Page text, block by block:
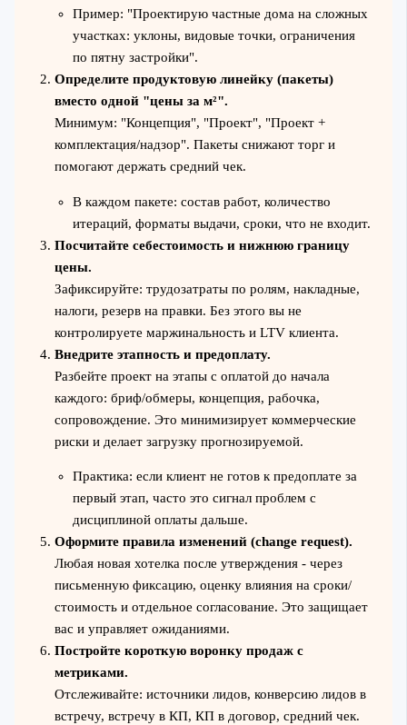
Пример: "Проектирую частные дома на сложных
участках: уклоны, видовые точки, ограничения
по пятну застройки".
Определите продуктовую линейку (пакеты)
вместо одной "цены за м²".
Минимум: "Концепция", "Проект", "Проект +
комплектация/надзор". Пакеты снижают торг и
помогают держать средний чек.
В каждом пакете: состав работ, количество
итераций, форматы выдачи, сроки, что не входит.
Посчитайте себестоимость и нижнюю границу
цены.
Зафиксируйте: трудозатраты по ролям, накладные,
налоги, резерв на правки. Без этого вы не
контролируете маржинальность и LTV клиента.
Внедрите этапность и предоплату.
Разбейте проект на этапы с оплатой до начала
каждого: бриф/обмеры, концепция, рабочка,
сопровождение. Это минимизирует коммерческие
риски и делает загрузку прогнозируемой.
Практика: если клиент не готов к предоплате за
первый этап, часто это сигнал проблем с
дисциплиной оплаты дальше.
Оформите правила изменений (change request).
Любая новая хотелка после утверждения - через
письменную фиксацию, оценку влияния на сроки/
стоимость и отдельное согласование. Это защищает
вас и управляет ожиданиями.
Постройте короткую воронку продаж с
метриками.
Отслеживайте: источники лидов, конверсию лидов в
встречу, встречу в КП, КП в договор, средний чек.